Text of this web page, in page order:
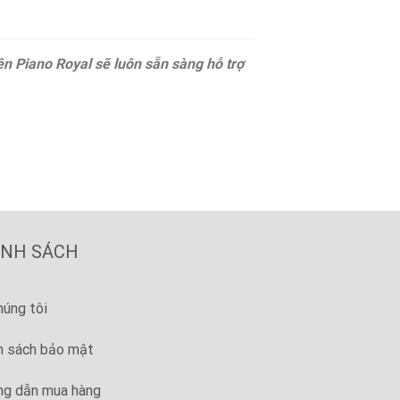
Piano Royal sẽ luôn sẵn sàng hỗ trợ
SÁCH
tôi
sách bảo mật
dẫn mua hàng